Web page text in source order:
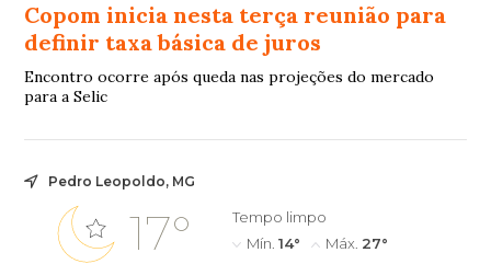
Copom inicia nesta terça reunião para
definir taxa básica de juros
Encontro ocorre após queda nas projeções do mercado
para a Selic
Pedro Leopoldo, MG
17°
Tempo limpo
Mín. 14° Máx. 27°